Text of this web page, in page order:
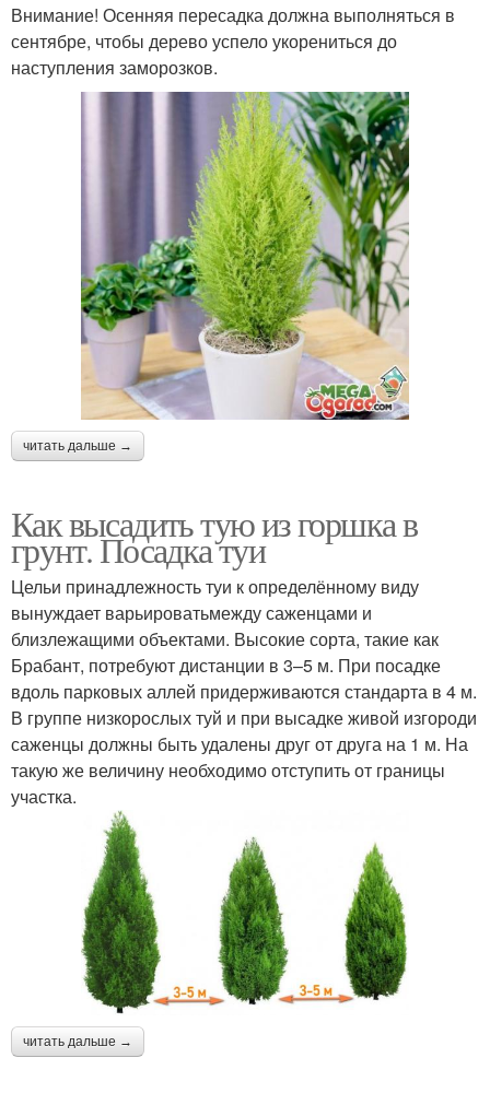
Внимание! Осенняя пересадка должна выполняться в
сентябре, чтобы дерево успело укорениться до
наступления заморозков.
читать дальше →
Как высадить тую из горшка в
грунт. Посадка туи
Цельи принадлежность туи к определённому виду
вынуждает варьироватьмежду саженцами и
близлежащими объектами. Высокие сорта, такие как
Брабант, потребуют дистанции в 3–5 м. При посадке
вдоль парковых аллей придерживаются стандарта в 4 м.
В группе низкорослых туй и при высадке живой изгороди
саженцы должны быть удалены друг от друга на 1 м. На
такую же величину необходимо отступить от границы
участка.
читать дальше →